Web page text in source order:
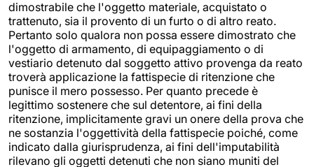
dimostrabile che l'oggetto materiale, acquistato o
trattenuto, sia il provento di un furto o di altro reato.
Pertanto solo qualora non possa essere dimostrato che
l'oggetto di armamento, di equipaggiamento o di
vestiario detenuto dal soggetto attivo provenga da reato
troverà applicazione la fattispecie di ritenzione che
punisce il mero possesso. Per quanto precede è
legittimo sostenere che sul detentore, ai fini della
ritenzione, implicitamente gravi un onere della prova che
ne sostanzia l'oggettività della fattispecie poiché, come
indicato dalla giurisprudenza, ai fini dell'imputabilità
rilevano gli oggetti detenuti che non siano muniti del